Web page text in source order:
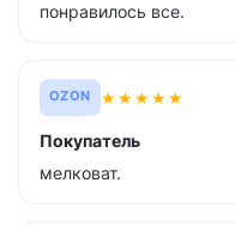
понравилось все.
OZON ★★★★★
Покупатель
мелковат.